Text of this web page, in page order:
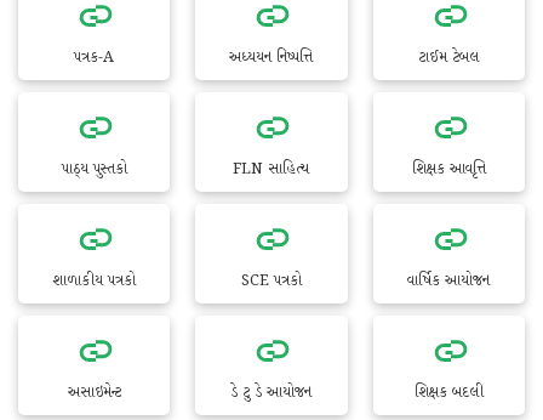
પત્રક-A અધ્યયન નિષ્પત્તિ ટાઈમ ટેબલ
પાઠ્ય પુસ્તકો FLN સાહિત્ય શિક્ષક આવૃત્તિ
શાળાકીય પત્રકો SCE પત્રકો વાર્ષિક આયોજન
અસાઇમેન્ટ ડે ટુ ડે આયોજન શિક્ષક બદલી